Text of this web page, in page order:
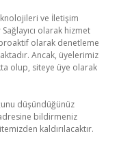
ve İletişim
olarak hizmet
olarak denetleme
Ancak, üyelerimiz
olup, siteye üye olarak
düşündüğünüz
bildirmeniz
kaldırılacaktır.